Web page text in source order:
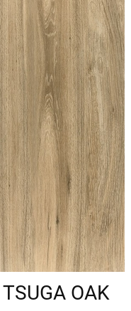
TSUGA OAK